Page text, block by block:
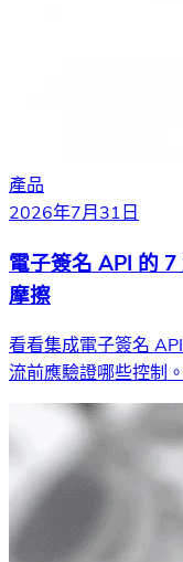
產品
2026年7月31日
電子簽名 API 的
摩擦
看看集成電子簽名
流前應驗證哪些控制